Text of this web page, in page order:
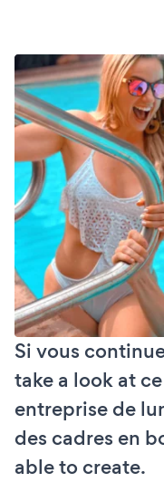
Si vous
take a look at
entreprise de
des cadres en
able to create.